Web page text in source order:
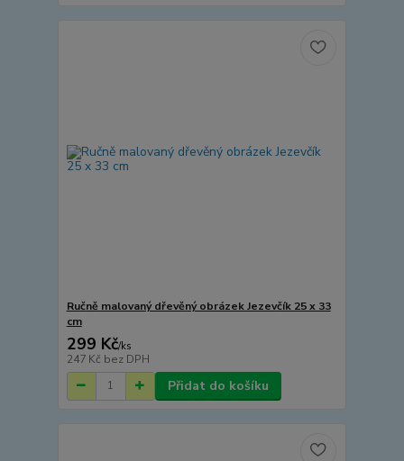
Ručně malovaný dřevěný obrázek Jezevčík 25 x 33
cm
299 Kč/ks
247 Kč bez DPH
Přidat do košíku